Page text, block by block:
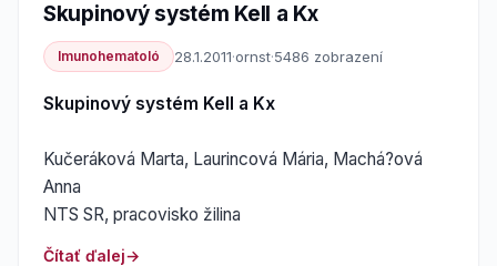
Skupinový systém Kell a Kx
Imunohematoló 28.1.2011·ornst·5486 zobrazení
Skupinový systém Kell a Kx
Kučeráková Marta, Laurincová Mária, Machá?ová
Anna
NTS SR, pracovisko žilina
Čítať ďalej